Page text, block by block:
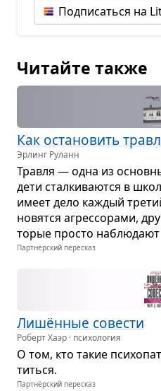
Подписаться на
Читайте также
Как оста­но­вить
Эрлинг Руланн
Травля — одна из
дети стал­ки­ва­ются в
имеет дело каж­дый
но­вятся агрес­со­рами,
то­рые про­сто
Партнёрский пересказ
Лишён­ные сове­сти
Роберт Хаэр · психология
О том, кто такие
титься.
Партнёрский пересказ